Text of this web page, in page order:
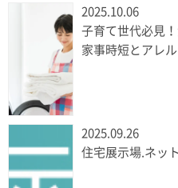
2025.10.06
子育て世代必見
家事時短とアレ
2025.09.26
住宅展示場.ネット